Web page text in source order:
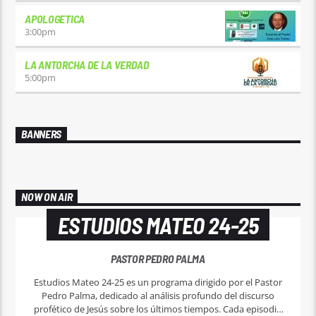
APOLOGETICA
3:00pm
LA ANTORCHA DE LA VERDAD
5:00pm
BANNERS
NOW ON AIR
ESTUDIOS MATEO 24-25
PASTOR PEDRO PALMA
Estudios Mateo 24-25 es un programa dirigido por el Pastor
Pedro Palma, dedicado al análisis profundo del discurso
profético de Jesús sobre los últimos tiempos. Cada episodio